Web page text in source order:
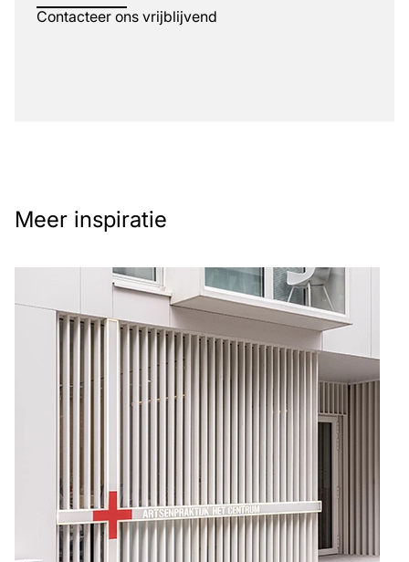
Contacteer ons vrijblijvend
Meer inspiratie